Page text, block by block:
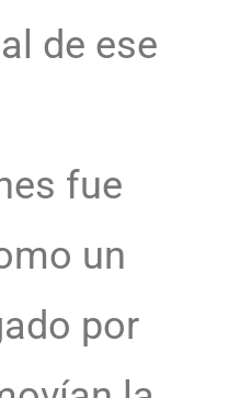
de ese
fue
un
por